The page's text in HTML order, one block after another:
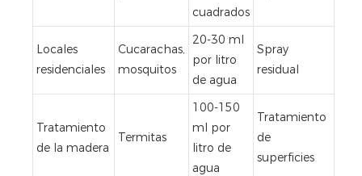
cuadrados
Locales
residenciales
Cucarachas,
mosquitos
20-30 ml
por litro
de agua
Spray
residual
Tratamiento
de la madera
Termitas
100-150
ml por
litro de
agua
Tratamiento
de
superficies